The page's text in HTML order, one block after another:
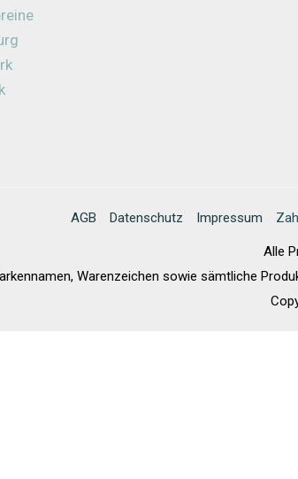
AGB Datenschutz Impressum
Alle
Warenzeichen sowie sämtliche